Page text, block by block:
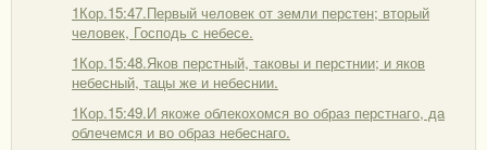
1Кор.15:47.Первый человек от земли перстен; вторый
человек, Господь с небесе.
1Кор.15:48.Яков перстный, таковы и перстнии; и яков
небесный, тацы же и небеснии.
1Кор.15:49.И якоже облекохомся во образ перстнаго, да
облечемся и во образ небеснаго.